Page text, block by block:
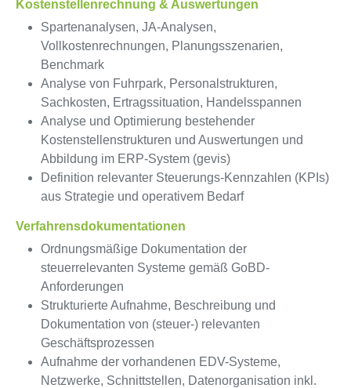
Kostenstellenrechnung & Auswertungen
Spartenanalysen, JA-Analysen,
Vollkostenrechnungen, Planungsszenarien,
Benchmark
Analyse von Fuhrpark, Personalstrukturen,
Sachkosten, Ertragssituation, Handelsspannen
Analyse und Optimierung bestehender
Kostenstellenstrukturen und Auswertungen und
Abbildung im ERP-System (gevis)
Definition relevanter Steuerungs-Kennzahlen (KPIs)
aus Strategie und operativem Bedarf
Verfahrensdokumentationen
Ordnungsmäßige Dokumentation der
steuerrelevanten Systeme gemäß GoBD-
Anforderungen
Strukturierte Aufnahme, Beschreibung und
Dokumentation von (steuer-) relevanten
Geschäftsprozessen
Aufnahme der vorhandenen EDV-Systeme,
Netzwerke, Schnittstellen, Datenorganisation inkl.